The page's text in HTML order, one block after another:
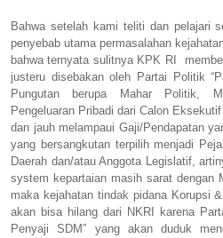
Bahwa setelah kami teliti dan pelajari
penyebab utama permasalahan
bahwa ternyata sulitnya KPK RI
justeru disebakan oleh Partai Politik
Pungutan berupa Mahar Politik,
Pengeluaran Pribadi dari Calon
dan jauh melampaui Gaji/Pendapatan
yang bersangkutan terpilih menjadi
Daerah dan/atau Anggota Legislatif,
system kepartaian masih sarat dengan
maka kejahatan tindak pidana Korupsi
akan bisa hilang dari NKRI karena
Penyaji SDM” yang akan duduk